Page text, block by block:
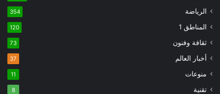
الرياضة 354
المناطق 1 120
ثقافة وفنون 73
أخبار العالم 37
منوعات 11
تقنية 8